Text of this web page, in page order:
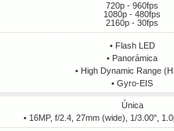
720p - 960fps
1080p - 480fps
2160p - 30fps
• Flash LED
• Panorámica
• High Dynamic Range
• Gyro-EIS
Única
• 16MP, f/2.4, 27mm (wide), 1/3.00",